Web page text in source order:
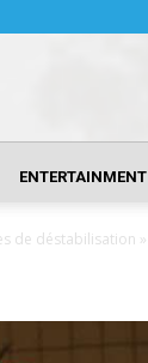
ENTERTAINMENT
de déstabilisation »